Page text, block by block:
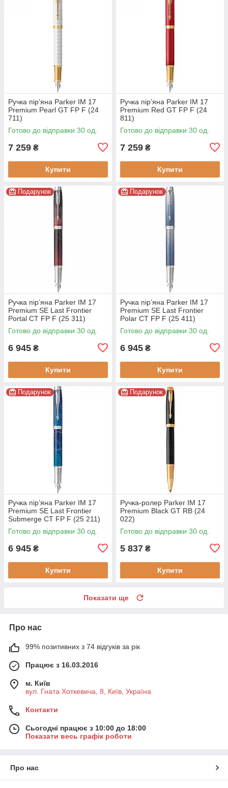
Ручка пір’яна Parker IM 17
Premium Pearl GT FP F (24
711)
Готово до відправки 30 од.
7 259 ₴
Купити
Ручка пір’яна Parker IM 17
Premium Red GT FP F (24
811)
Готово до відправки 30 од.
7 259 ₴
Купити
Подарунок
Ручка пір’яна Parker IM 17
Premium SE Last Frontier
Portal CT FP F (25 311)
Готово до відправки 30 од.
6 945 ₴
Купити
Подарунок
Ручка пір’яна Parker IM 17
Premium SE Last Frontier
Polar CT FP F (25 411)
Готово до відправки 30 од.
6 945 ₴
Купити
Подарунок
Ручка пір’яна Parker IM 17
Premium SE Last Frontier
Submerge CT FP F (25 211)
Готово до відправки 30 од.
6 945 ₴
Купити
Подарунок
Ручка-ролер Parker IM 17
Premium Black GT RB (24
022)
Готово до відправки 30 од.
5 837 ₴
Купити
Показати ще
Про нас
99% позитивних з 74 відгуків за рік
Працює з 16.03.2016
м. Київ
вул. Гната Хоткевича, 8, Київ, Україна
Контакти
Сьогодні працює з 10:00 до 18:00
Показати весь графік роботи
Про нас